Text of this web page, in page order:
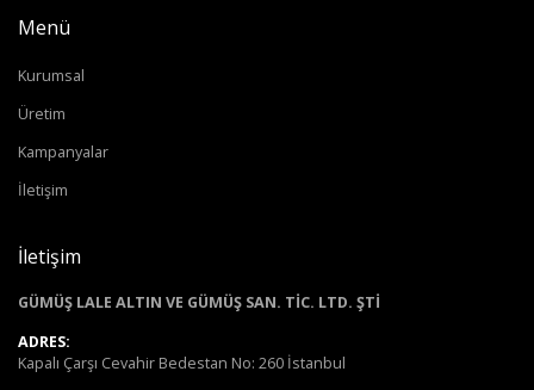
Menü
Kurumsal
Üretim
Kampanyalar
İletişim
İletişim
GÜMÜŞ LALE ALTIN VE GÜMÜŞ SAN. TİC. LTD. ŞTİ
ADRES:
Kapalı Çarşı Cevahir Bedestan No: 260 İstanbul